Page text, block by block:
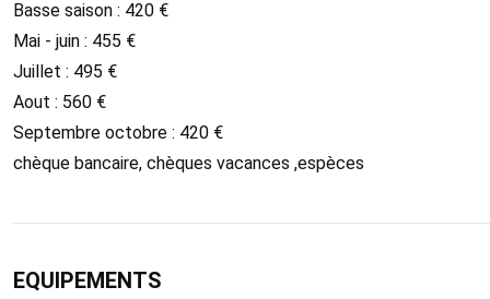
Basse saison : 420 €
Mai - juin : 455 €
Juillet : 495 €
Aout : 560 €
Septembre octobre : 420 €
chèque bancaire, chèques vacances ,espèces
EQUIPEMENTS